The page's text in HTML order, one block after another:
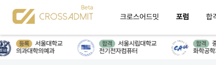
크로스어드밋 포럼 합
등록
서울대학교
의과대학의예과
합격
서울시립대학교
전기전자컴퓨터
합격
중
화학공학과